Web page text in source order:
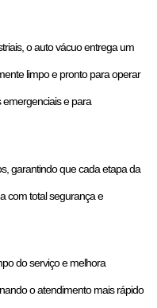
o auto vácuo entrega um
limpo e pronto para operar
emergenciais e para
garantindo que cada etapa da
com total segurança e
do serviço e melhora
o atendimento mais rápido